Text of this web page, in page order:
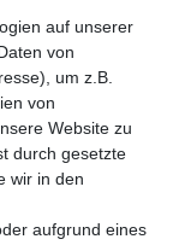
auf unserer
von
um z.B.
von
Website zu
durch gesetzte
wir in den
aufgrund eines